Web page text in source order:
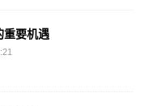
重要机遇